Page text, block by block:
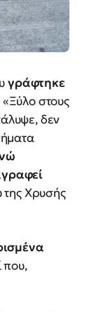
γράφτηκε
«Ξύλο στους
δεν
της Χρυσής
που,